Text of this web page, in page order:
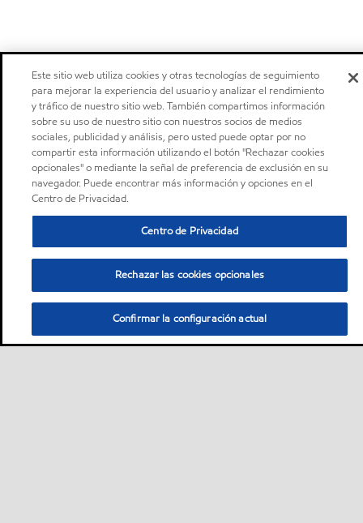
Este sitio web utiliza cookies y otras tecnologías de seguimiento
para mejorar la experiencia del usuario y analizar el rendimiento
y tráfico de nuestro sitio web. También compartimos información
sobre su uso de nuestro sitio con nuestros socios de medios
sociales, publicidad y análisis, pero usted puede optar por no
compartir esta información utilizando el botón "Rechazar cookies
opcionales" o mediante la señal de preferencia de exclusión en su
navegador. Puede encontrar más información y opciones en el
Centro de Privacidad.
Centro de Privacidad
Rechazar las cookies opcionales
Confirmar la configuración actual